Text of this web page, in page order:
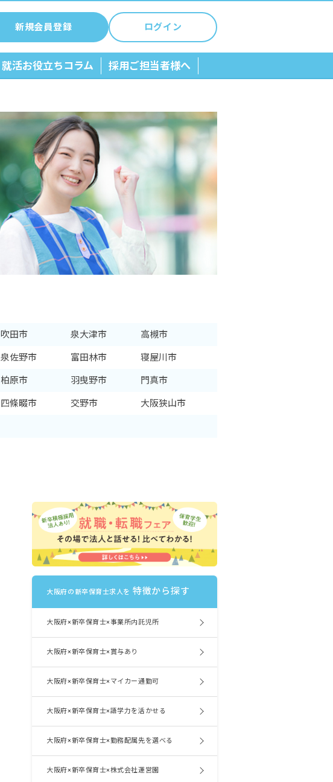
新規会員登録 ログイン
就活お役立ちコラム 採用ご担当者様へ
吹田市 泉大津市 高槻市
泉佐野市 富田林市 寝屋川市
柏原市 羽曳野市 門真市
四條畷市 交野市 大阪狭山市
大阪府の新卒保育士求人を 特徴から探す
大阪府×新卒保育士×事業所内託児所
大阪府×新卒保育士×賞与あり
大阪府×新卒保育士×マイカー通勤可
大阪府×新卒保育士×語学力を活かせる
大阪府×新卒保育士×勤務配属先を選べる
大阪府×新卒保育士×株式会社運営園